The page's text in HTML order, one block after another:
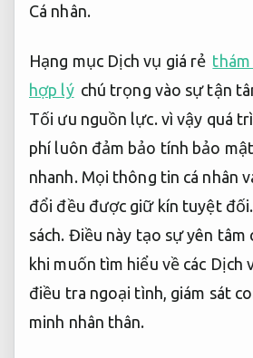
Cá nhân.
Hạng mục Dịch vụ giá rẻ thám
hợp lý chú trọng vào sự tận
Tối ưu nguồn lực.vì vậy quá
phí luôn đảm bảo tính bảo
nhanh.Mọi thông tin cá nhân
đổi đều được giữ kín tuyệt đối.
sách. Điều này tạo sự yên tâm
khi muốn tìm hiểu về các Dịch
điều tra ngoại tình, giám sát
minh nhân thân.